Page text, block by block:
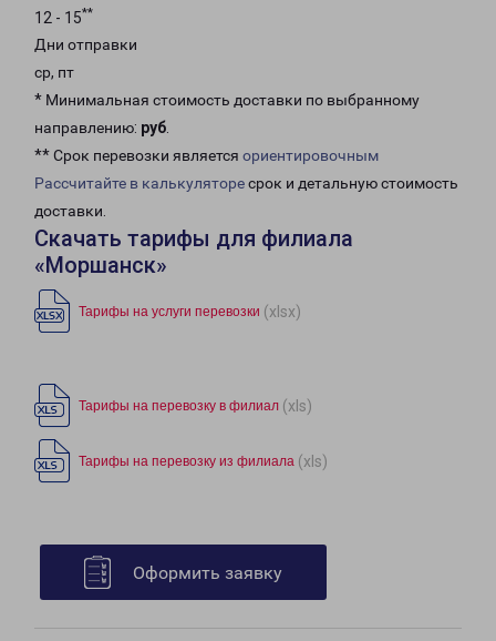
12 - 15**
Дни отправки
ср, пт
* Минимальная стоимость доставки по выбранному
направлению: руб.
** Срок перевозки является ориентировочным
Рассчитайте в калькуляторесрок и детальную стоимость
доставки.
Скачать тарифы для филиала
«Моршанск»
Тарифы на услуги перевозки (xlsx)
Тарифы на перевозку в филиал (xls)
Тарифы на перевозку из филиала (xls)
Оформить заявку